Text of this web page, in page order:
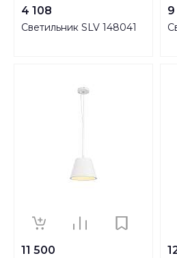
4 108
Светильник SLV 148041
9
11 500